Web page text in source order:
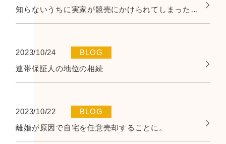
知らないうちに実家が競売にかけられてしまったら…
2023/10/24
BLOG
連帯保証人の地位の相続
2023/10/22
BLOG
離婚が原因で自宅を任意売却することに。